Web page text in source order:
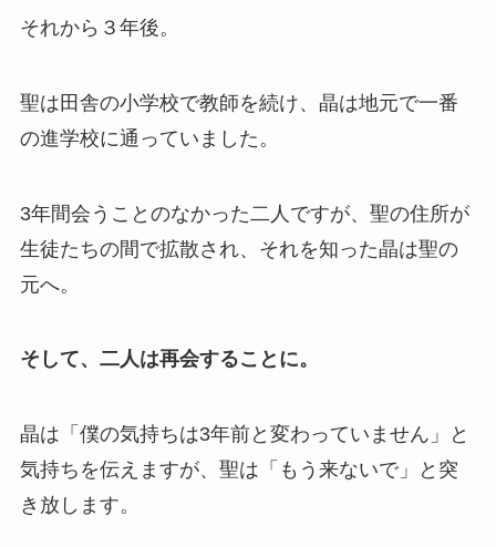
それから３年後。
聖は田舎の小学校で教師を続け、晶は地元で一番
の進学校に通っていました。
3年間会うことのなかった二人ですが、聖の住所が
生徒たちの間で拡散され、それを知った晶は聖の
元へ。
そして、二人は再会することに。
晶は「僕の気持ちは3年前と変わっていません」と
気持ちを伝えますが、聖は「もう来ないで」と突
き放します。